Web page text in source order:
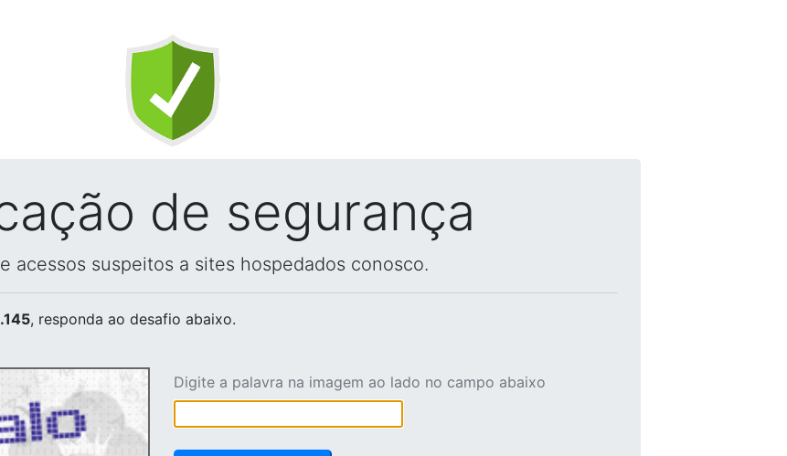
de segurança
acessos suspeitos a sites hospedados conosco.
, responda ao desafio abaixo.
Digite a palavra na imagem ao lado no campo abaixo